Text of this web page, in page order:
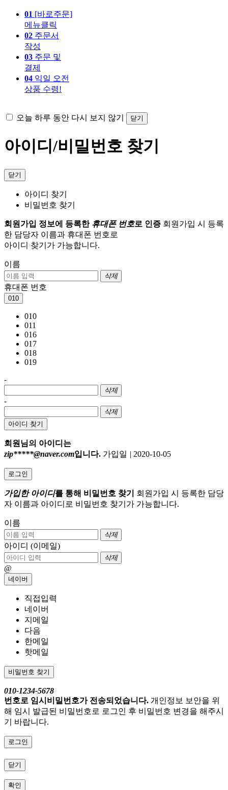
01 [바로주문]
메뉴클릭
02 주문서
작성
03 주문 및
결제
04 익일 오전
상품 수령!
오늘 하루 동안 다시 보지 않기 닫기
아이디/비밀번호 찾기
닫기
아이디 찾기
비밀번호 찾기
회원가입 정보에 등록한 휴대폰 번호로 인증 회원가입 시 등록
한 담당자 이름과 휴대폰 번호로
아이디 찾기가 가능합니다.
이름
삭제
휴대폰 번호
010
010
011
016
017
018
019
-
삭제
-
삭제
아이디 찾기
회원님의 아이디는
zip*****@naver.com입니다. 가입일 | 2020-10-05
로그인
가입한 아이디를 통해 비밀번호 찾기
회원가입 시 등록한 담당
자 이름과 아이디로 비밀번호 찾기가 가능합니다.
이름
삭제
아이디 (이메일)
삭제
@
네이버
직접입력
네이버
지메일
다음
한메일
핫메일
비밀번호 찾기
010-1234-5678
번호로 임시비밀번호가 전송되었습니다. 개인정보 보안을 위
해 임시 발급된 비밀번호로 로그인 후 비밀번호 변경을 해주시
기 바랍니다.
로그인
닫기
확인